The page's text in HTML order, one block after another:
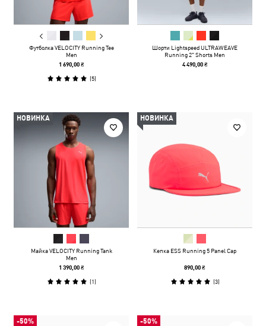
Футболка VELOCITY Running Tee
Men
1 690,00 ₴
(5)
Шорти Lightspeed ULTRAWEAVE
Running 2" Shorts Men
4 490,00 ₴
НОВИНКА
Майка VELOCITY Running Tank
Men
1 390,00 ₴
(1)
НОВИНКА
Кепка ESS Running 5 Panel Cap
890,00 ₴
(3)
-50% -50%